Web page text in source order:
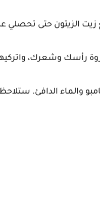
الزيتون حتى تحصلي
وشعرك، واتركيها لمدة
والماء الدافئ.